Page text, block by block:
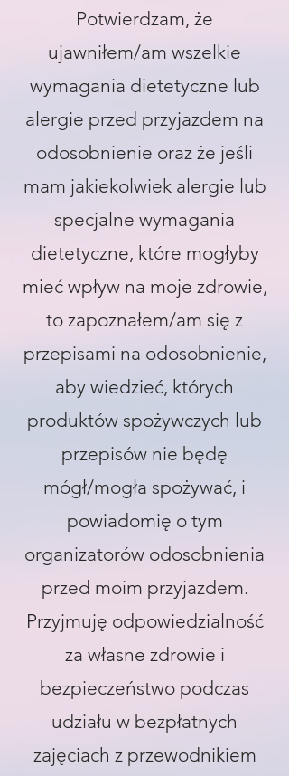
Potwierdzam, że
ujawniłem/am wszelkie
wymagania dietetyczne lub
alergie przed przyjazdem na
odosobnienie oraz że jeśli
mam jakiekolwiek alergie lub
specjalne wymagania
dietetyczne, które mogłyby
mieć wpływ na moje zdrowie,
to zapoznałem/am się z
przepisami na odosobnienie,
aby wiedzieć, których
produktów spożywczych lub
przepisów nie będę
mógł/mogła spożywać, i
powiadomię o tym
organizatorów odosobnienia
przed moim przyjazdem.
Przyjmuję odpowiedzialność
za własne zdrowie i
bezpieczeństwo podczas
udziału w bezpłatnych
zajęciach z przewodnikiem